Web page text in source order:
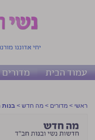
יחי אדוננו
עמוד הבית מדורים
ראשי > מדורים > מה חדש > בנות